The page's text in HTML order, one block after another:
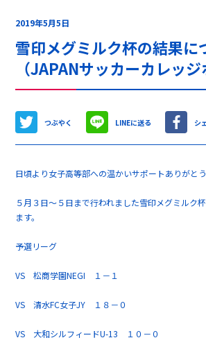
2019年5月5日
雪印メグミルク杯の結果に
（JAPANサッカーカレッジ
つぶやく LINEに送る シ
日頃より女子高等部への温かいサポートありがとう
５月３日～５日まで行われました雪印メグミルク
ます。
予選リーグ
VS 松商学園NEGI １－１
VS 清水FC女子JY １８－０
VS 大和シルフィードU-13 １０－０